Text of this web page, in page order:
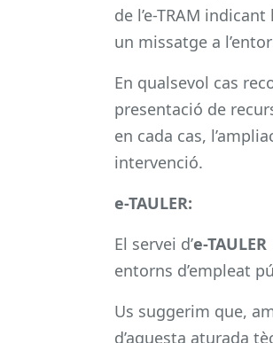
de l’e-TRAM
un missatge a
En qualsevol cas
presentació de
en cada cas,
intervenció.
e-TAULER:
El servei d’e-TAULER
entorns d’empleat
Us suggerim que,
d’aquesta aturada